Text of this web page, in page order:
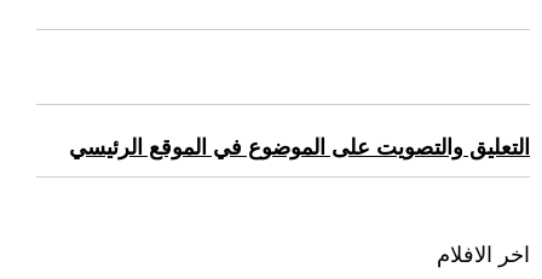
التعليق والتصويت على الموضوع في الموقع الرئيسي
اخر الافلام